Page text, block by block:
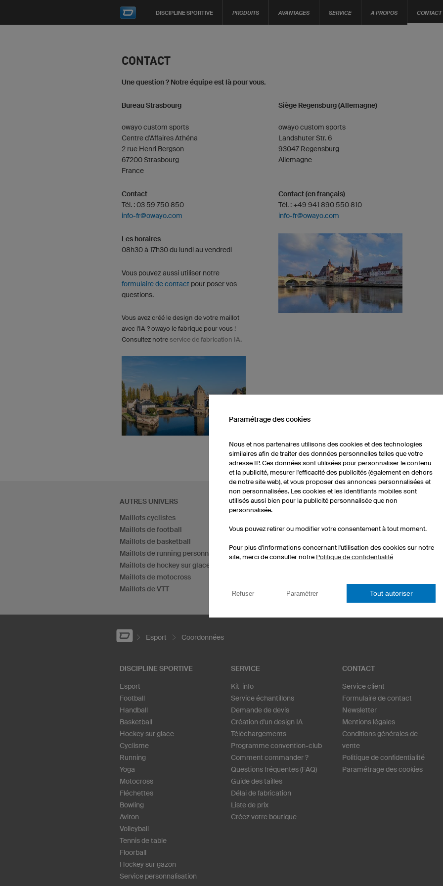
DISCIPLINE SPORTIVE PRODUITS AVANTAGES SERVICE A PROPOS CONTACT
CONTACT
Une question ? Notre équipe est là pour vous.
Bureau Strasbourg
owayo custom sports
Centre d'Affaires Athéna
2 rue Henri Bergson
67200 Strasbourg
France
Contact
Tél. : 03 59 750 850
info-fr@owayo.com
Les horaires
08h30 à 17h30 du lundi au vendredi
Vous pouvez aussi utiliser notre
formulaire de contact pour poser vos
questions.
Vous avez créé le design de votre maillot
avec l'IA ? owayo le fabrique pour vous !
Consultez notre service de fabrication IA.
Siège Regensburg (Allemagne)
owayo custom sports
Landshuter Str. 6
93047 Regensburg
Allemagne
Contact (en français)
Tél. : +49 941 890 550 810
info-fr@owayo.com
AUTRES UNIVERS
Maillots cyclistes
Maillots de football
Maillots de basketball
Maillots de running personnalisés
Maillots de hockey sur glace
Maillots de motocross
Maillots de VTT
Maillots de fléchettes
Hoodies personnalisés
Esport Coordonnées
DISCIPLINE SPORTIVE
Esport
Football
Handball
Basketball
Hockey sur glace
Cyclisme
Running
Yoga
Motocross
Fléchettes
Bowling
Aviron
Volleyball
Tennis de table
Floorball
Hockey sur gazon
Service personnalisation
SERVICE
Kit-info
Service échantillons
Demande de devis
Création d'un design IA
Téléchargements
Programme convention-club
Comment commander ?
Questions fréquentes (FAQ)
Guide des tailles
Délai de fabrication
Liste de prix
Créez votre boutique
CONTACT
Service client
Formulaire de contact
Newsletter
Mentions légales
Conditions générales de
vente
Politique de confidentialité
Paramétrage des cookies
Paramétrage des cookies
Nous et nos partenaires utilisons des cookies et des technologies
similaires afin de traiter des données personnelles telles que votre
adresse IP. Ces données sont utilisées pour personnaliser le contenu
et la publicité, mesurer l'efficacité des publicités (également en dehors
de notre site web), et vous proposer des annonces personnalisées et
non personnalisées. Les cookies et les identifiants mobiles sont
utilisés aussi bien pour la publicité personnalisée que non
personnalisée.
Vous pouvez retirer ou modifier votre consentement à tout moment.
Pour plus d'informations concernant l'utilisation des cookies sur notre
site, merci de consulter notre Politique de confidentialité
Refuser Paramétrer Tout autoriser